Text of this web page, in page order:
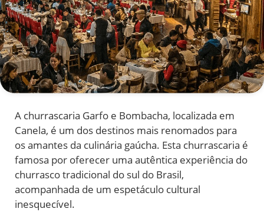
A churrascaria Garfo e Bombacha, localizada em
Canela, é um dos destinos mais renomados para
os amantes da culinária gaúcha. Esta churrascaria é
famosa por oferecer uma autêntica experiência do
churrasco tradicional do sul do Brasil,
acompanhada de um espetáculo cultural
inesquecível.